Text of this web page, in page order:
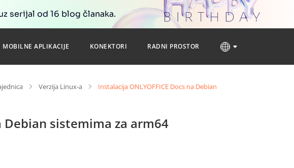
serijal od 16 blog članaka.
MOBILNE APLIKACIJE KONEKTORI RADNI PROSTOR
Verzija Linux-a
Instalacija ONLYOFFICE Docs na Debian
Debian sistemima za arm64